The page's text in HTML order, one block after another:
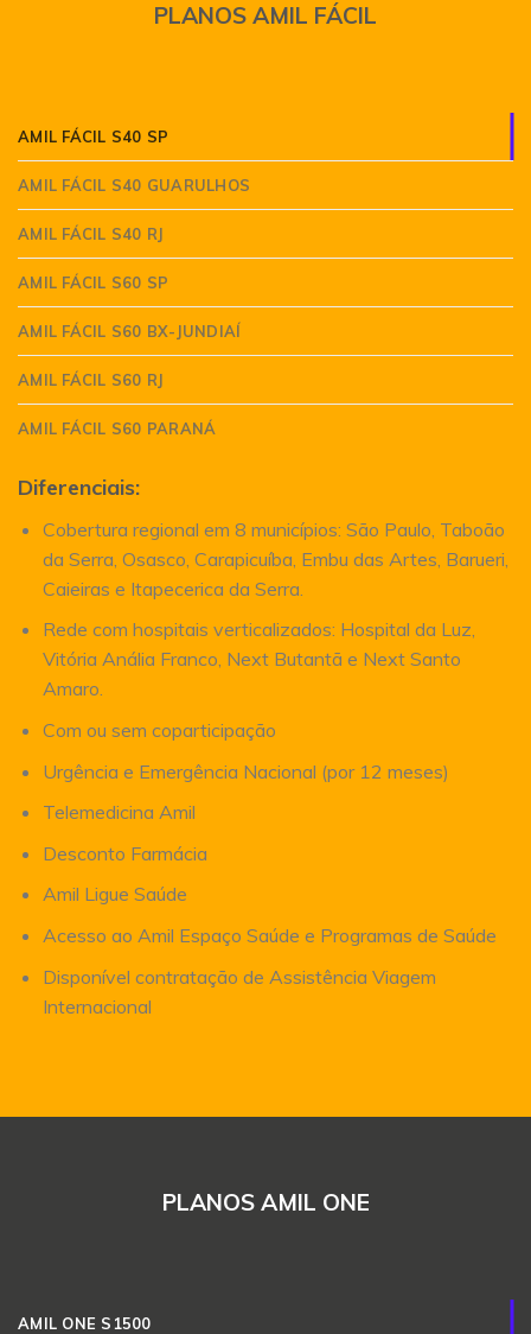
PLANOS AMIL FÁCIL
AMIL FÁCIL S40 SP
AMIL FÁCIL S40 GUARULHOS
AMIL FÁCIL S40 RJ
AMIL FÁCIL S60 SP
AMIL FÁCIL S60 BX-JUNDIAÍ
AMIL FÁCIL S60 RJ
AMIL FÁCIL S60 PARANÁ
Diferenciais:
Cobertura regional em 8 municípios: São Paulo, Taboão
da Serra, Osasco, Carapicuíba, Embu das Artes, Barueri,
Caieiras e Itapecerica da Serra.
Rede com hospitais verticalizados: Hospital da Luz,
Vitória Anália Franco, Next Butantã e Next Santo
Amaro.
Com ou sem coparticipação
Urgência e Emergência Nacional (por 12 meses)
Telemedicina Amil
Desconto Farmácia
Amil Ligue Saúde
Acesso ao Amil Espaço Saúde e Programas de Saúde
Disponível contratação de Assistência Viagem
Internacional
PLANOS AMIL ONE
AMIL ONE S1500